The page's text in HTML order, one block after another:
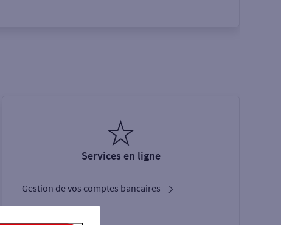
Services en ligne
Gestion de vos comptes bancaires